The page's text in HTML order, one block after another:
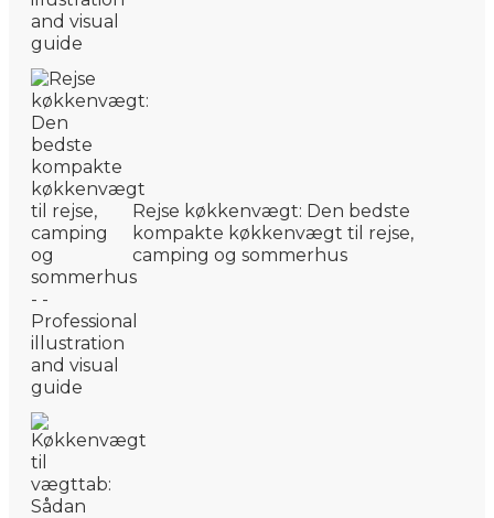
Rejse køkkenvægt: Den bedste
kompakte køkkenvægt til rejse,
camping og sommerhus